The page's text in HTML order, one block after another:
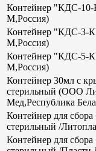
Контейнер "КДС-
М,Россия)
Контейнер "КДС-
М,Россия)
Контейнер "КДС-
М,Россия)
Контейнер 30мл с
стерильный (ООО
Мед,Республика
Контейнер для
стерильный /
Контейнер для